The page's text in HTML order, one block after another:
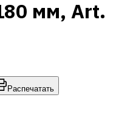
мм, Art.
Распечатать